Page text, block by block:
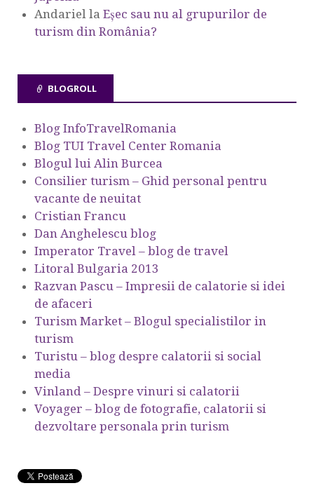
Andariel la Eşec sau nu al grupurilor de
turism din România?
BLOGROLL
Blog InfoTravelRomania
Blog TUI Travel Center Romania
Blogul lui Alin Burcea
Consilier turism – Ghid personal pentru
vacante de neuitat
Cristian Francu
Dan Anghelescu blog
Imperator Travel – blog de travel
Litoral Bulgaria 2013
Razvan Pascu – Impresii de calatorie si idei
de afaceri
Turism Market – Blogul specialistilor in
turism
Turistu – blog despre calatorii si social
media
Vinland – Despre vinuri si calatorii
Voyager – blog de fotografie, calatorii si
dezvoltare personala prin turism